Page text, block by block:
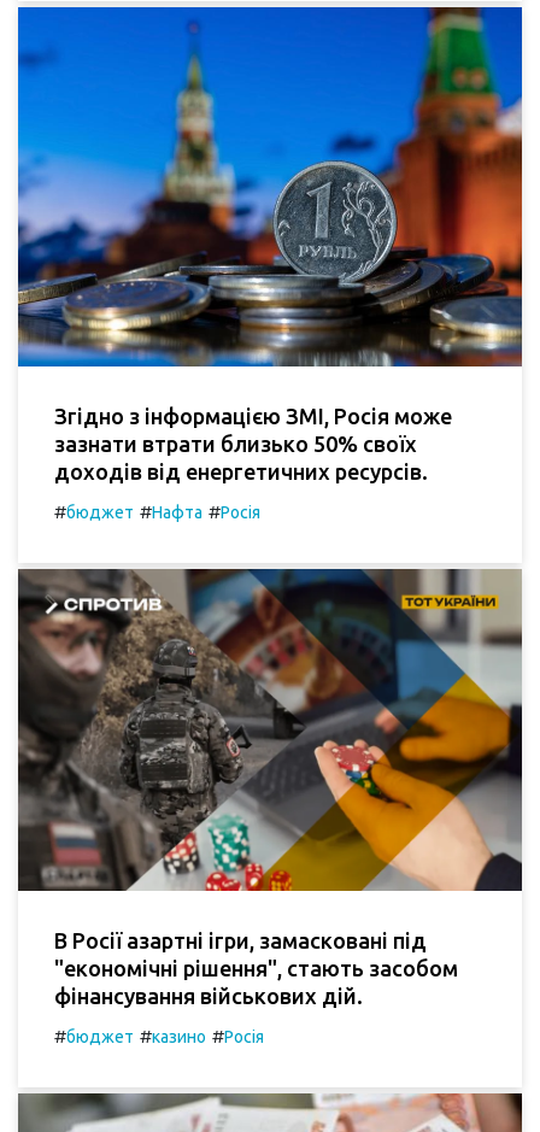
Згідно з інформацією ЗМІ, Росія може
зазнати втрати близько 50% своїх
доходів від енергетичних ресурсів.
#бюджет #Нафта #Росія
В Росії азартні ігри, замасковані під
"економічні рішення", стають засобом
фінансування військових дій.
#бюджет #казино #Росія